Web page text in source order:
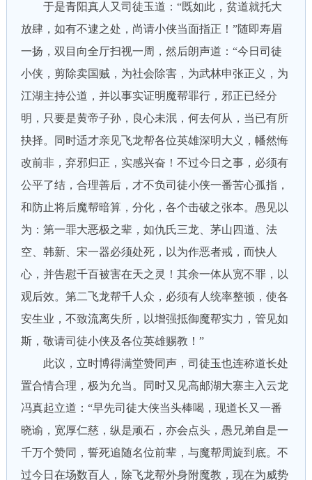
于是青阳真人又司徒玉道：“既如此，贫道就托大
放肆，如有不逮之处，尚请小侠当面指正！”随即寿眉
一扬，双目向全厅扫视一周，然后朗声道：“今日司徒
小侠，剪除卖国贼，为社会除害，为武林申张正义，为
江湖主持公道，并以事实证明魔帮罪行，邪正已经分
明，只要是黄帝子孙，良心未泯，何去何从，当已有所
抉择。同时适才亲见飞龙帮各位英雄深明大义，幡然悔
改前非，弃邪归正，实感兴奋！不过今日之事，必须有
公平了结，合理善后，才不负司徒小侠一番苦心孤指，
和防止将后魔帮暗算，分化，各个击破之张本。愚见以
为：第一罪大恶极之辈，如仇氏三龙、茅山四道、法
空、韩新、宋一器必须处死，以为作恶者戒，而快人
心，并告慰千百被害在天之灵！其余一体从宽不罪，以
观后效。第二飞龙帮千人众，必须有人统率整顿，使各
安生业，不致流离失所，以增强抵御魔帮实力，管见如
斯，敬请司徒小侠及各位英雄赐教！”
此议，立时博得满堂赞同声，司徒玉也连称道长处
置合情合理，极为允当。同时又见高邮湖大寨主入云龙
冯真起立道：“早先司徒大侠当头棒喝，现道长又一番
晓谕，宽厚仁慈，纵是顽石，亦会点头，愚兄弟自是一
千万个赞同，誓死追随名位前辈，与魔帮周旋到底。不
过今日在场数百人，除飞龙帮外身附魔教，现在为威势